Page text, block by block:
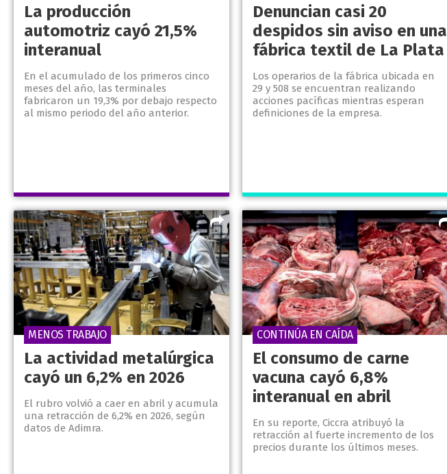
La producción
automotriz cayó 21,5%
interanual
En el acumulado de los primeros cinco
meses del año, las terminales
fabricaron un 19,3% por debajo respecto
al mismo periodo del año anterior.
Denuncian casi 20
despidos sin aviso en una
fábrica textil de La Plata
Los operarios de la fábrica ubicada en
29 y 508 se encuentran realizando
acciones pacíficas mientras esperan
definiciones de la empresa.
La actividad metalúrgica
cayó un 6,2% en 2026
El rubro volvió a caer en abril y acumula
una retracción de 6,2% en 2026, según
datos de Adimra.
MENOS TRABAJO
El consumo de carne
vacuna cayó 6,8%
interanual en abril
En su reporte, Ciccra atribuyó la
retracción al fuerte incremento de los
precios durante los últimos meses.
CONTINÚA EN CAÍDA